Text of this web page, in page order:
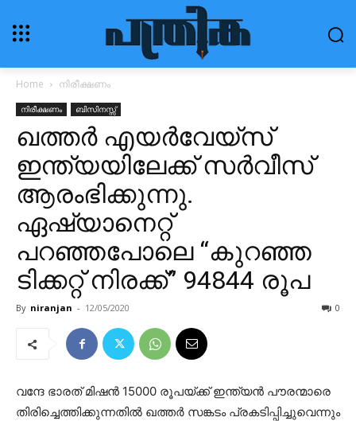
Home നിരീക്ഷണം
നിരീക്ഷണം ബിസിനസ്സ്
ഖത്തർ എയർവേയ്‌സ്
ഇന്ത്യയിലേക്ക് സർവീസ്
ആരംഭിക്കുന്നു.
ഏഷ്യാനെറ്റ്
പറഞ്ഞപോലെ “കുറഞ്ഞ
ടിക്കറ്റ് നിരക്ക്” 94844 രൂപ
By niranjan - 12/05/2020 0
വന്ദേ ഭാരത് മിഷൻ 15000 രൂപയ്ക്ക് ഇന്ത്യൻ പൗരന്മാരെ
തിരിച്ചെത്തിക്കുന്നതിൽ ഖത്തർ സങ്കടം പ്രകടിപ്പിച്ചുവെന്നും